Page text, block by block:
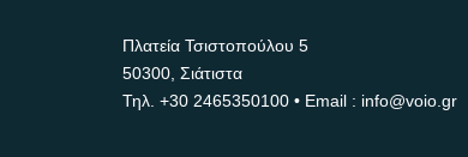
Πλατεία Τσιστοπούλου 5
50300, Σιάτιστα
Τηλ. +30 2465350100 • Email : info@voio.gr